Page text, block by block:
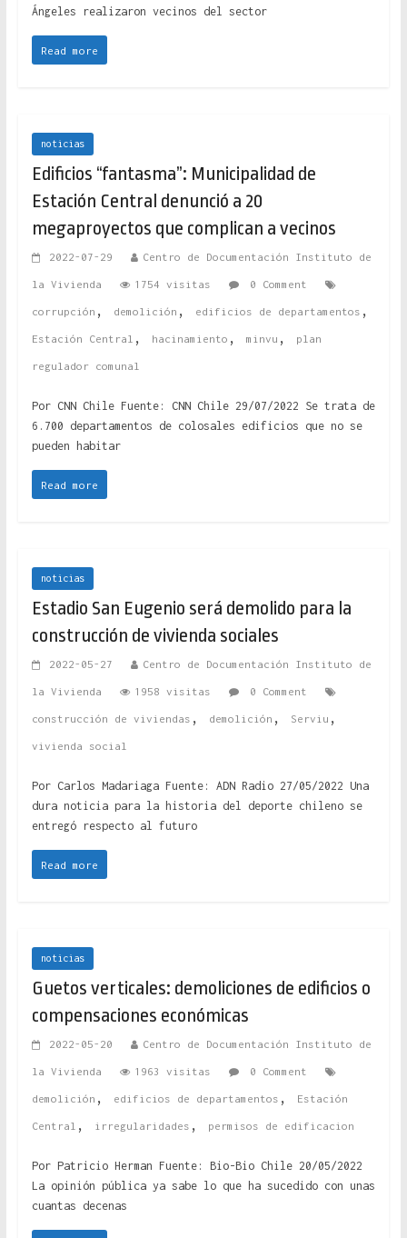
Ángeles realizaron vecinos del sector
Read more
noticias
Edificios “fantasma”: Municipalidad de
Estación Central denunció a 20
megaproyectos que complican a vecinos
2022-07-29 Centro de Documentación Instituto de
la Vivienda 1754 visitas 0 Comment
corrupción , demolición , edificios de departamentos ,
Estación Central , hacinamiento , minvu , plan
regulador comunal
Por CNN Chile Fuente: CNN Chile 29/07/2022 Se trata de
6.700 departamentos de colosales edificios que no se
pueden habitar
Read more
noticias
Estadio San Eugenio será demolido para la
construcción de vivienda sociales
2022-05-27 Centro de Documentación Instituto de
la Vivienda 1958 visitas 0 Comment
construcción de viviendas , demolición , Serviu ,
vivienda social
Por Carlos Madariaga Fuente: ADN Radio 27/05/2022 Una
dura noticia para la historia del deporte chileno se
entregó respecto al futuro
Read more
noticias
Guetos verticales: demoliciones de edificios o
compensaciones económicas
2022-05-20 Centro de Documentación Instituto de
la Vivienda 1963 visitas 0 Comment
demolición , edificios de departamentos , Estación
Central , irregularidades , permisos de edificacion
Por Patricio Herman Fuente: Bio-Bio Chile 20/05/2022
La opinión pública ya sabe lo que ha sucedido con unas
cuantas decenas